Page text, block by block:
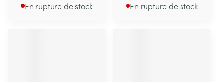
En rupture de stock En rupture de stock